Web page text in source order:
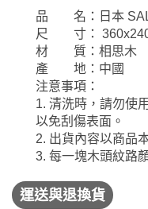
品 名：日本
尺 寸：
材 質：相思木
產 地：中國
注意事項：
1. 清洗時，請勿使
以免刮傷表面。
2. 出貨內容以商品
3. 每一塊木頭紋路
運送與退換貨